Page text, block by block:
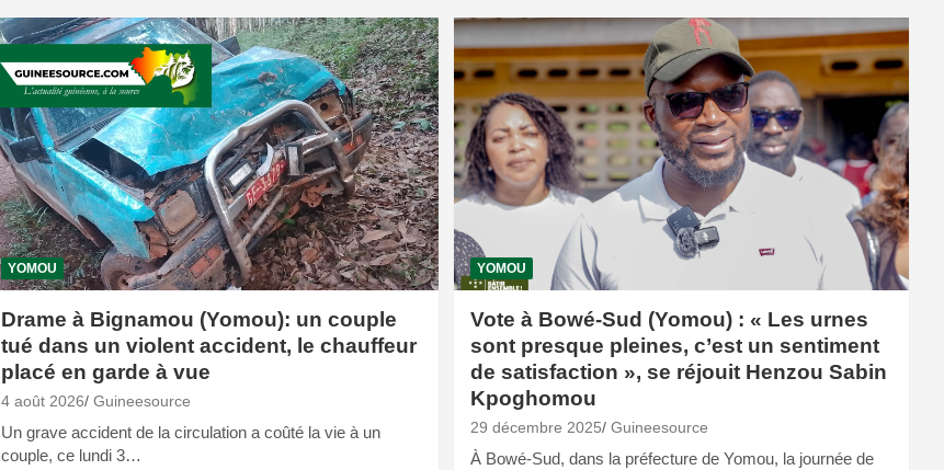
YOMOU
Drame à Bignamou (Yomou): un couple
tué dans un violent accident, le chauffeur
placé en garde à vue
4 août 2026 Guineesource
Un grave accident de la circulation a coûté la vie à un
couple, ce lundi 3…
YOMOU
Vote à Bowé-Sud (Yomou) : « Les urnes
sont presque pleines, c’est un sentiment
de satisfaction », se réjouit Henzou Sabin
Kpoghomou
29 décembre 2025 Guineesource
À Bowé-Sud, dans la préfecture de Yomou, la journée de